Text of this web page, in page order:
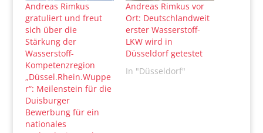
Andreas Rimkus
gratuliert und freut
sich über die
Stärkung der
Wasserstoff-
Kompetenzregion
„Düssel.Rhein.Wuppe
r“: Meilenstein für die
Duisburger
Bewerbung für ein
nationales
Andreas Rimkus vor
Ort: Deutschlandweit
erster Wasserstoff-
LKW wird in
Düsseldorf getestet
In "Düsseldorf"